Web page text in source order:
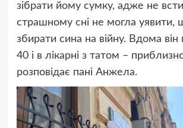
зібрати йому сумку, адже не
страшному сні не могла уявити,
збирати сина на війну. Вдома
40 і в лікарні з татом –
розповідає пані Анжела.